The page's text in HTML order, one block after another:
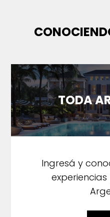
TODA
Ingresá y